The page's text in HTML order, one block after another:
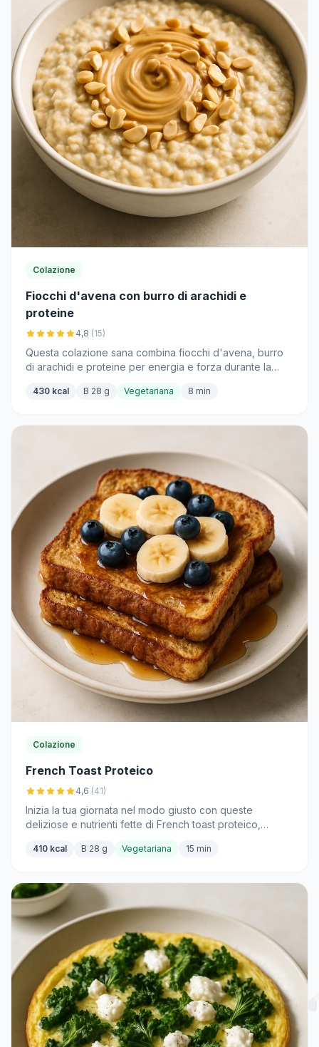
Colazione
Fiocchi d'avena con burro di arachidi e
proteine
4,8 (15)
Questa colazione sana combina fiocchi d'avena, burro
di arachidi e proteine per energia e forza durante la
430 kcal B 28 g Vegetariana 8 min
Colazione
French Toast Proteico
4,6 (41)
Inizia la tua giornata nel modo giusto con queste
deliziose e nutrienti fette di French toast proteico,
410 kcal B 28 g Vegetariana 15 min